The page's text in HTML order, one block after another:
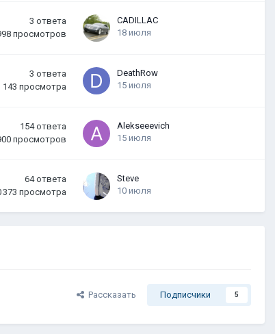
3 ответа
просмотров
CADILLAC
18 июля
3 ответа
143 просмотра
DeathRow
15 июля
154 ответа
просмотров
Alekseeevich
15 июля
64 ответа
373 просмотра
Steve
10 июля
Рассказать Подписчики 5